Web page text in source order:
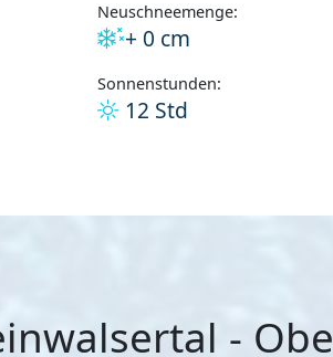
Neuschneemenge:
+ 0 cm
Sonnenstunden:
12 Std
-